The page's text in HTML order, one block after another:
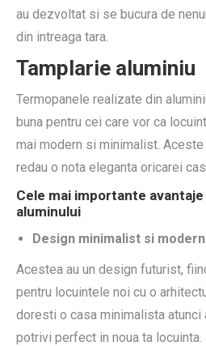
au dezvoltat si se bucura de
din intreaga tara.
Tamplarie aluminiu
Termopanele realizate din
buna pentru cei care vor ca
mai modern si minimalist.
redau o nota eleganta oricarei
Cele mai importante
aluminului
Design minimalist si modern
Acestea au un design futurist,
pentru locuintele noi cu o
doresti o casa minimalista
potrivi perfect in noua ta locuinta.